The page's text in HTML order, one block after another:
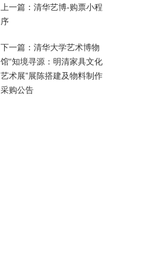
上一篇：清华艺博-购票小程
序
下一篇：清华大学艺术博物
馆“知境寻源：明清家具文化
艺术展”展陈搭建及物料制作
采购公告